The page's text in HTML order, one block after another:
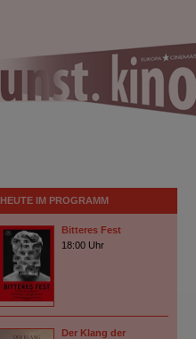
HEUTE IM PROGRAMM
Bitteres Fest
18:00Uhr
Der Klang der